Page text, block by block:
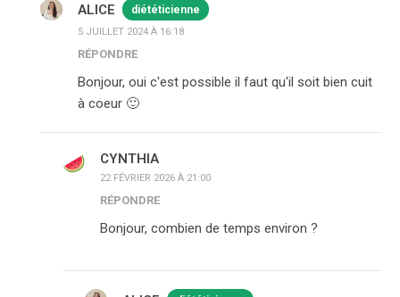
ALICE diététicienne
5 JUILLET 2024 À 16:18
RÉPONDRE
Bonjour, oui c'est possible il faut qu'il soit bien cuit
à coeur 🙂
CYNTHIA
22 FÉVRIER 2026 À 21:00
RÉPONDRE
Bonjour, combien de temps environ ?